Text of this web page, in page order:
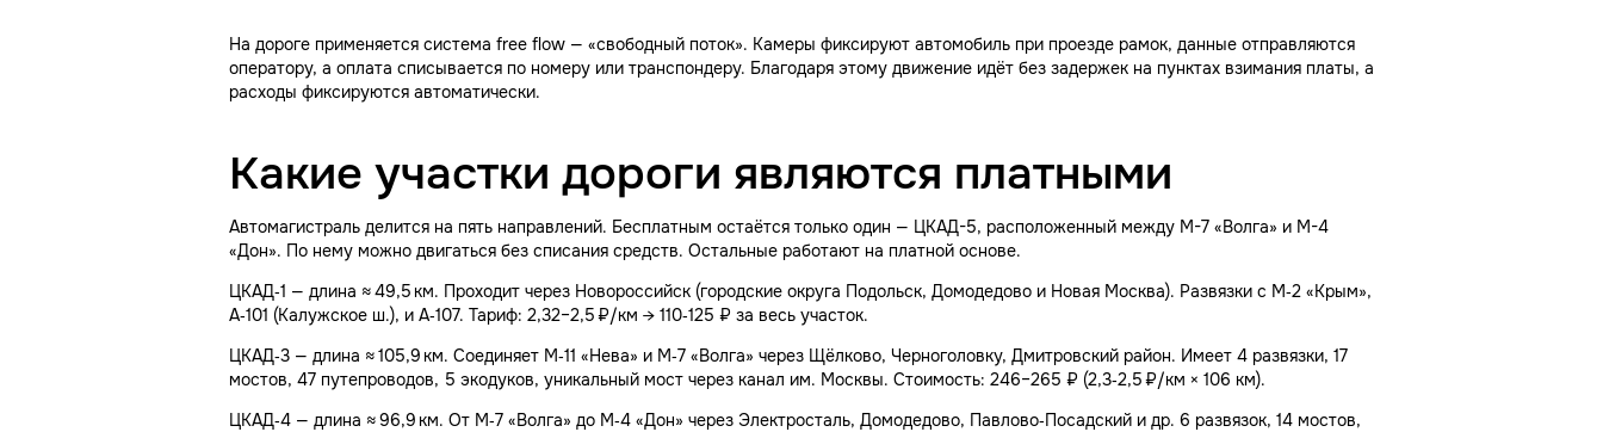
На дороге применяется система free flow — «свободный поток». Камеры фиксируют автомобиль при проезде рамок, данные отправляются
оператору, а оплата списывается по номеру или транспондеру. Благодаря этому движение идёт без задержек на пунктах взимания платы, а
расходы фиксируются автоматически.
Какие участки дороги являются платными
Автомагистраль делится на пять направлений. Бесплатным остаётся только один — ЦКАД-5, расположенный между М-7 «Волга» и М-4
«Дон». По нему можно двигаться без списания средств. Остальные работают на платной основе.
ЦКАД‑1 — длина ≈ 49,5 км. Проходит через Новороссийск (городские округа Подольск, Домодедово и Новая Москва). Pазвязки с М‑2 «Крым»,
А‑101 (Калужское ш.), и А‑107. Тариф: 2,32–2,5 ₽/км → 110‑125 ₽ за весь участок.
ЦКАД‑3 — длина ≈ 105,9 км. Соединяет М‑11 «Нева» и М‑7 «Волга» через Щёлково, Черноголовку, Дмитровский район. Имеет 4 развязки, 17
мостов, 47 путепроводов, 5 экодуков, уникальный мост через канал им. Москвы. Стоимость: 246–265 ₽ (2,3‑2,5 ₽/км × 106 км).
ЦКАД‑4 — длина ≈ 96,9 км. От М‑7 «Волга» до М‑4 «Дон» через Электросталь, Домодедово, Павлово‑Посадский и др. 6 развязок, 14 мостов,